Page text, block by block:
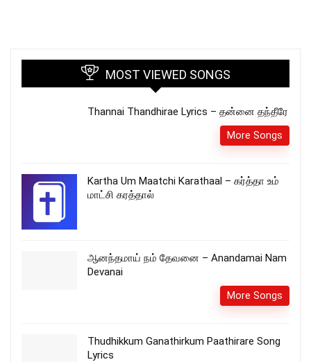
MOST VIEWED SONGS
Thannai Thandhirae Lyrics – தன்னை தந்தீரே
More Songs
Kartha Um Maatchi Karathaal – கர்த்தா உம்
மாட்சி கரத்தால்
ஆனந்தமாய் நம் தேவனை – Anandamai Nam
Devanai
More Songs
Thudhikkum Ganathirkum Paathirare Song
Lyrics